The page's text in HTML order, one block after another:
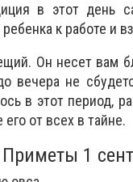
в этот день
к работе и
Он несет вам
вечера не
в этот период,
от всех в тайне.
Приметы 1